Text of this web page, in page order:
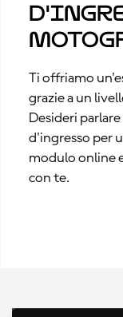
Ti offriamo
grazie a un
Desideri
d'ingresso per
modulo online
con te.